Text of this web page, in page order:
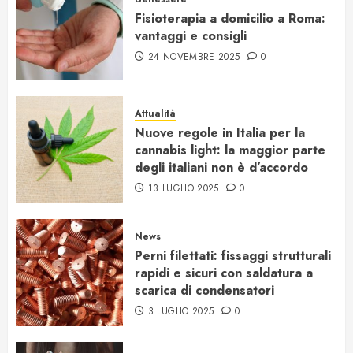
Fisioterapia a domicilio a Roma:
vantaggi e consigli
24 NOVEMBRE 2025 0
Attualità
Nuove regole in Italia per la
cannabis light: la maggior parte
degli italiani non è d’accordo
13 LUGLIO 2025 0
News
Perni filettati: fissaggi strutturali
rapidi e sicuri con saldatura a
scarica di condensatori
3 LUGLIO 2025 0